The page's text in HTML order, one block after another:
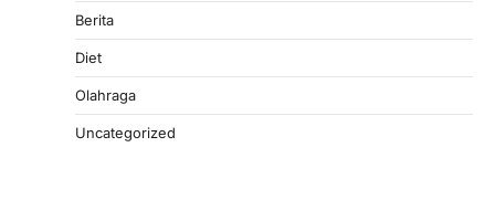
Berita
Diet
Olahraga
Uncategorized